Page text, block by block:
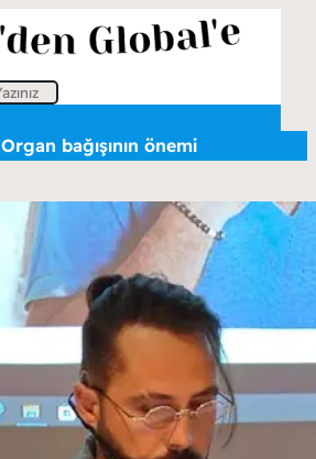
Organ bağışının önemi